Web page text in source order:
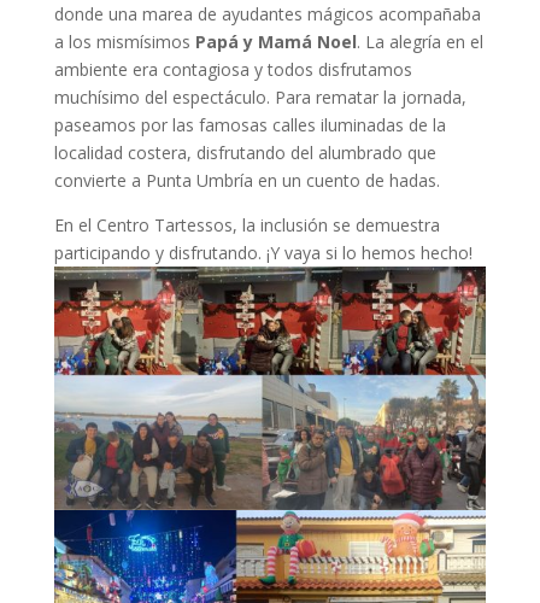
donde una marea de ayudantes mágicos acompañaba
a los mismísimos Papá y Mamá Noel. La alegría en el
ambiente era contagiosa y todos disfrutamos
muchísimo del espectáculo. Para rematar la jornada,
paseamos por las famosas calles iluminadas de la
localidad costera, disfrutando del alumbrado que
convierte a Punta Umbría en un cuento de hadas.
En el Centro Tartessos, la inclusión se demuestra
participando y disfrutando. ¡Y vaya si lo hemos hecho!